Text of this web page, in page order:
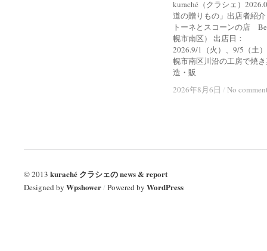
kuraché（クラシェ）
道の贈りもの」出店者紹
トーネとスコーンの店
幌市南区） 出店日：
2026.9/1（火）、9/5（土
幌市南区川沿の工房で焼
造・販
2026年8月6日 / No
2026年8月6日 / No
© 2013 kuraché クラシェの news & report
Designed by Wpshower/ Powered by WordPress